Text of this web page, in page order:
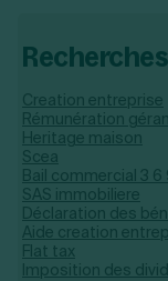
Creation entreprise
Rémunération
Heritage maison
Scea
Bail commercial 3 6
SAS immobiliere
Déclaration des
Aide creation
Flat tax
Imposition des